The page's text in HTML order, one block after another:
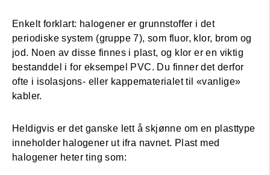
Enkelt forklart: halogener er grunnstoffer i det
periodiske system (gruppe 7), som fluor, klor, brom og
jod. Noen av disse finnes i plast, og klor er en viktig
bestanddel i for eksempel PVC. Du finner det derfor
ofte i isolasjons- eller kappematerialet til «vanlige»
kabler.
Heldigvis er det ganske lett å skjønne om en plasttype
inneholder halogener ut ifra navnet. Plast med
halogener heter ting som: